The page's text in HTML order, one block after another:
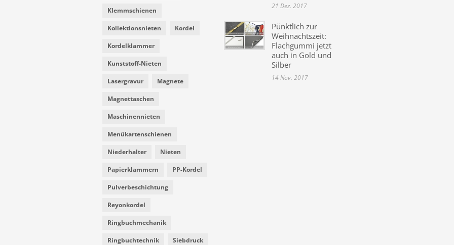
Klemmschienen
Kollektionsnieten Kordel
Kordelklammer
Kunststoff-Nieten
Lasergravur Magnete
Magnettaschen
Maschinennieten
Menükartenschienen
Niederhalter Nieten
Papierklammern PP-Kordel
Pulverbeschichtung
Reyonkordel
Ringbuchmechanik
Ringbuchtechnik Siebdruck
21 Dez. 2017
Pünktlich zur
Weihnachtszeit:
Flachgummi jetzt
auch in Gold und
Silber
14 Nov. 2017